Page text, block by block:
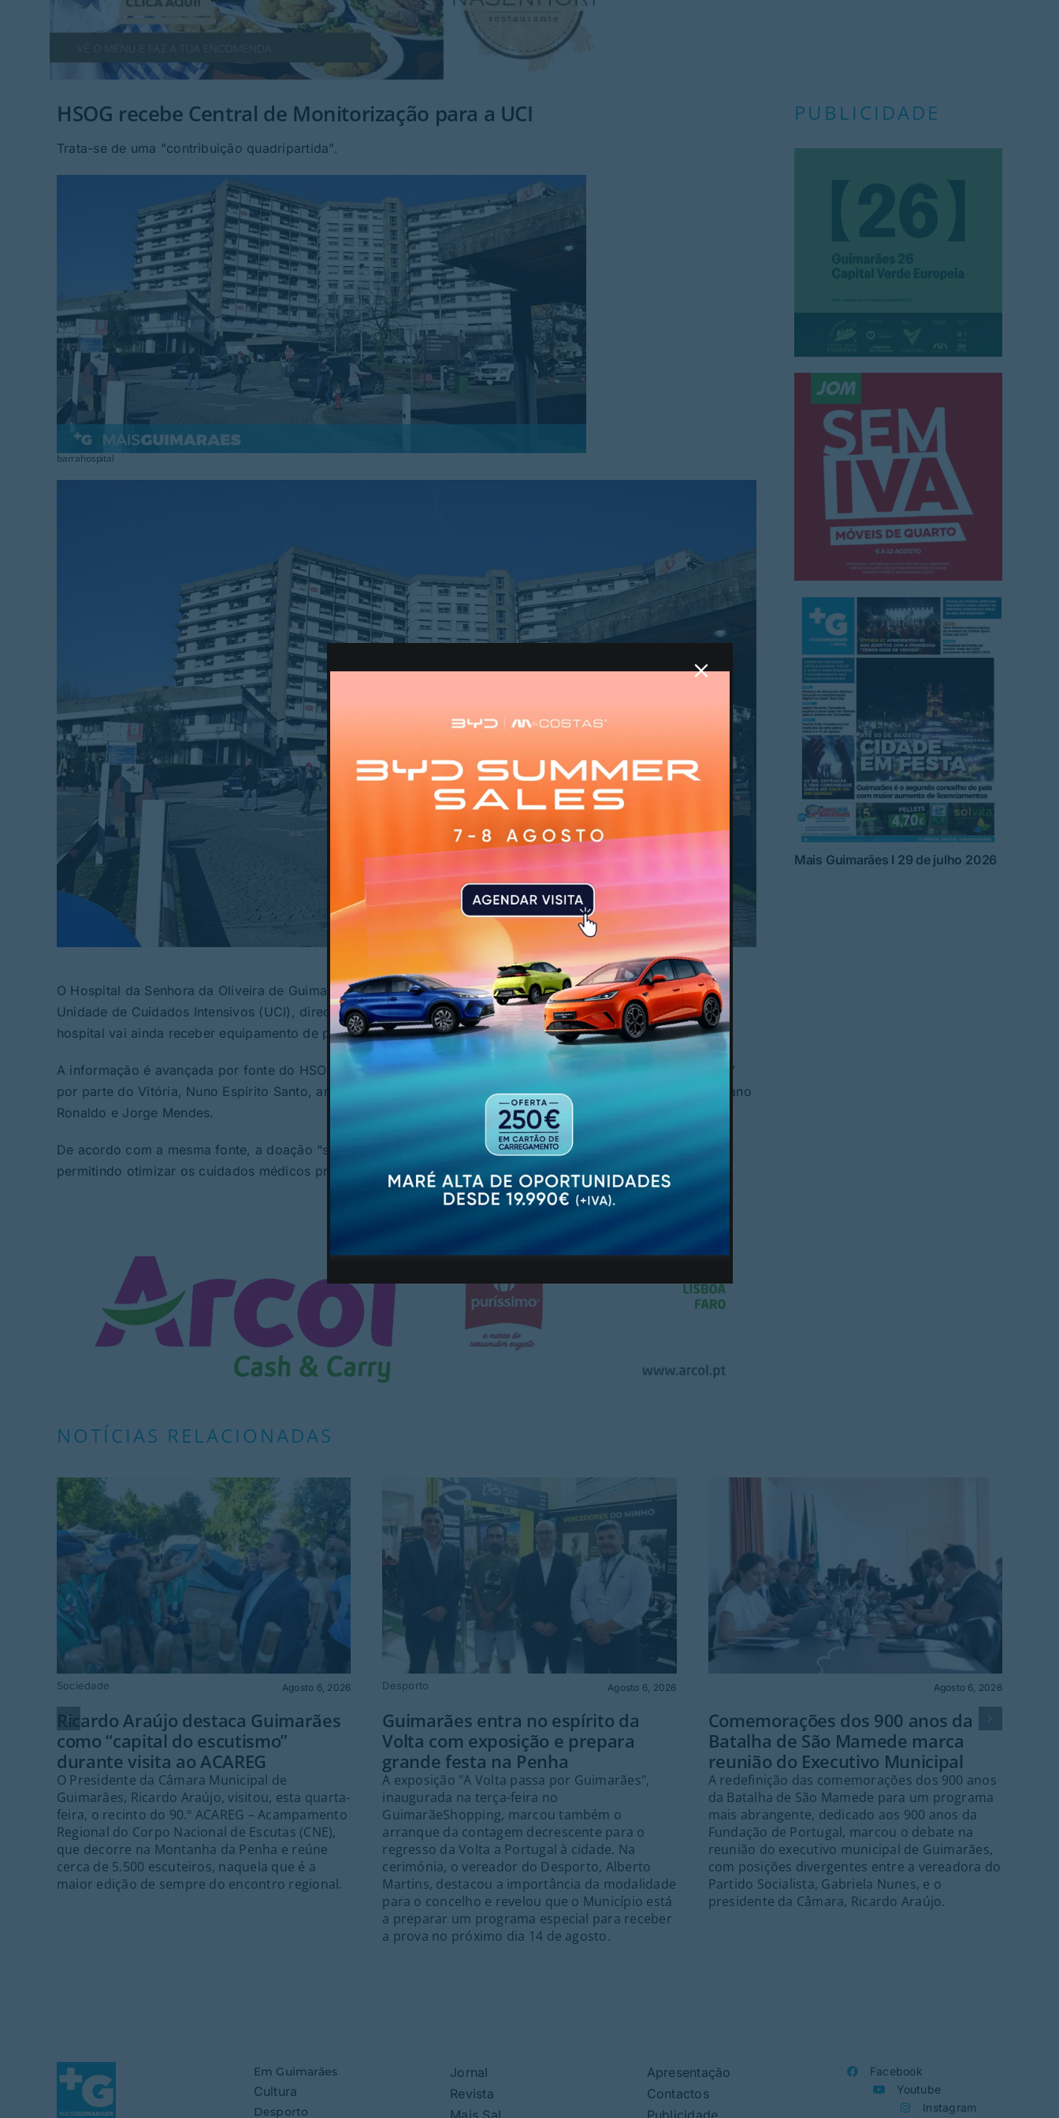
HSOG recebe Central de Monitorização para a UCI
Trata-se de uma "contribuição quadripartida".
barrahospital
© Mais Guimarães
O Hospital da Senhora da Oliveira de Guimarães (HSOG) vai receber uma Central de Monitorização para a
Unidade de Cuidados Intensivos (UCI), direcionada para os doentes infetados com a doença Covid-19. O
hospital vai ainda receber equipamento de proteção individual para os profissionais de saúde.
A informação é avançada por fonte do HSOG, que adianta ainda tratar-se de uma “contribuição quadripartida”
por parte do Vitória, Nuno Espírito Santo, antigo jogador do clube e atual treinador do Wolverhampton, Cristiano
Ronaldo e Jorge Mendes.
De acordo com a mesma fonte, a doação “será uma enorme mais-valia face aos meios atualmente existentes,
permitindo otimizar os cuidados médicos prestados”.
PUBLICIDADE
Mais Guimarães I 29 de julho 2026
NOTÍCIAS RELACIONADAS
Sociedade Agosto 6, 2026
Ricardo Araújo destaca Guimarães
como “capital do escutismo”
durante visita ao ACAREG
O Presidente da Câmara Municipal de
Guimarães, Ricardo Araújo, visitou, esta quarta-
feira, o recinto do 90.º ACAREG – Acampamento
Regional do Corpo Nacional de Escutas (CNE),
que decorre na Montanha da Penha e reúne
cerca de 5.500 escuteiros, naquela que é a
maior edição de sempre do encontro regional.
Desporto Agosto 6, 2026
Guimarães entra no espírito da
Volta com exposição e prepara
grande festa na Penha
A exposição "A Volta passa por Guimarães",
inaugurada na terça-feira no
GuimarãeShopping, marcou também o
arranque da contagem decrescente para o
regresso da Volta a Portugal à cidade. Na
cerimónia, o vereador do Desporto, Alberto
Martins, destacou a importância da modalidade
para o concelho e revelou que o Município está
a preparar um programa especial para receber
a prova no próximo dia 14 de agosto.
Agosto 6, 2026
Comemorações dos 900 anos da
Batalha de São Mamede marca
reunião do Executivo Municipal
A redefinição das comemorações dos 900 anos
da Batalha de São Mamede para um programa
mais abrangente, dedicado aos 900 anos da
Fundação de Portugal, marcou o debate na
reunião do executivo municipal de Guimarães,
com posições divergentes entre a vereadora do
Partido Socialista, Gabriela Nunes, e o
presidente da Câmara, Ricardo Araújo.
Em Guimarães
Cultura
Desporto
Jornal
Revista
Mais Sal
Apresentação
Contactos
Publicidade
Facebook
Youtube
Instagram